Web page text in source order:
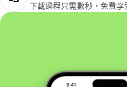
下載過程只需數秒，免費享